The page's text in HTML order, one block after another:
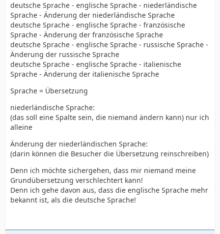
deutsche Sprache - englische Sprache - niederländische
Sprache - Änderung der niederländische Sprache
deutsche Sprache - englische Sprache - französische
Sprache - Änderung der französische Sprache
deutsche Sprache - englische Sprache - russische Sprache -
Änderung der russische Sprache
deutsche Sprache - englische Sprache - italienische
Sprache - Änderung der italienische Sprache
Sprache = Übersetzung
niederländische Sprache:
(das soll eine Spalte sein, die niemand ändern kann) nur ich
alleine
Änderung der niederländischen Sprache:
(darin können die Besucher die Übersetzung reinschreiben)
Denn ich möchte sichergehen, dass mir niemand meine
Grundübersetzung verschlechtert kann!
Denn ich gehe davon aus, dass die englische Sprache mehr
bekannt ist, als die deutsche Sprache!